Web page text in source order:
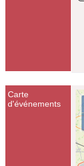
Carte
d'événements